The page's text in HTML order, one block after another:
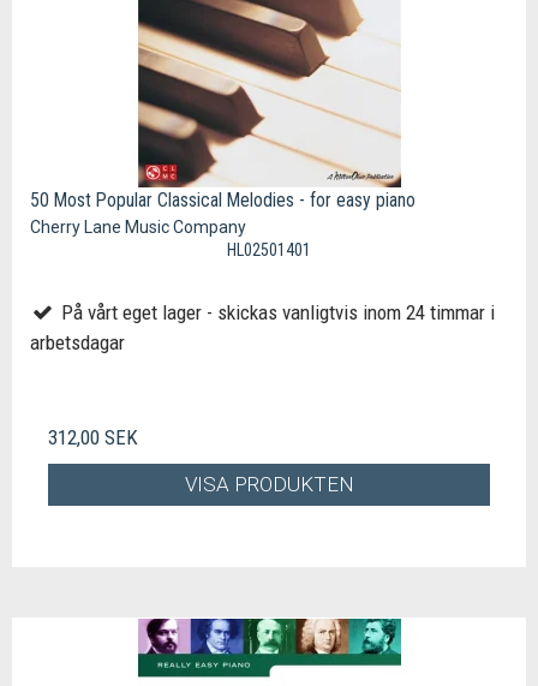
50 Most Popular Classical Melodies - for easy piano
Cherry Lane Music Company
HL02501401
På vårt eget lager - skickas vanligtvis inom 24 timmar i
arbetsdagar
312,00 SEK
VISA PRODUKTEN